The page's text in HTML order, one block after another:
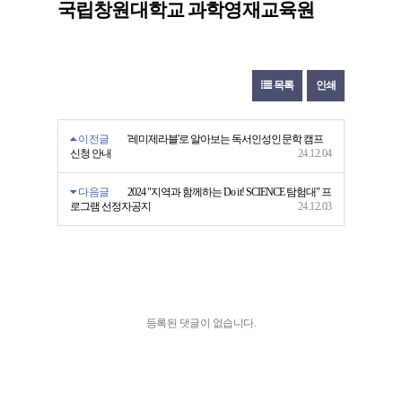
국립창원대학교 과학영재교육원
목록 인쇄
이전글
'레미제라블'로 알아보는 독서인성인문학 캠프
신청 안내
24.12.04
다음글
2024 "지역과 함께하는 Do it! SCIENCE 탐험대" 프
로그램 선정자공지
24.12.03
등록된 댓글이 없습니다.